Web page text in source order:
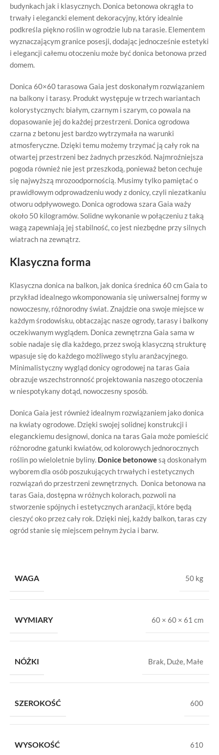
budynkach jak i klasycznych. Donica betonowa okrągła to
trwały i elegancki element dekoracyjny, który idealnie
podkreśla piękno roślin w ogrodzie lub na tarasie. Elementem
wyznaczającym granice posesji, dodając jednocześnie estetyki
i elegancji całemu otoczeniu może być donica betonowa przed
domem.
Donica 60×60 tarasowa Gaia jest doskonałym rozwiązaniem
na balkony i tarasy. Produkt występuje w trzech wariantach
kolorystycznych: białym, czarnym i szarym, co powala na
dopasowanie jej do każdej przestrzeni. Donica ogrodowa
czarna z betonu jest bardzo wytrzymała na warunki
atmosferyczne. Dzięki temu możemy trzymać ją cały rok na
otwartej przestrzeni bez żadnych przeszkód. Najmroźniejsza
pogoda również nie jest przeszkodą, ponieważ beton cechuje
się najwyższą mrozoodpornością. Musimy tylko pamiętać o
prawidłowym odprowadzeniu wody z donicy, czyli niezatkaniu
otworu odpływowego. Donica ogrodowa szara Gaia waży
około 50 kilogramów. Solidne wykonanie w połączeniu z taką
wagą zapewniają jej stabilność, co jest niezbędne przy silnych
wiatrach na zewnątrz.
Klasyczna forma
Klasyczna donica na balkon, jak donica średnica 60 cm Gaia to
przykład idealnego wkomponowania się uniwersalnej formy w
nowoczesny, różnorodny świat. Znajdzie ona swoje miejsce w
każdym środowisku, obtaczając nasze ogrody, tarasy i balkony
oczekiwanym wyglądem. Donica zewnętrzna Gaia sama w
sobie nadaje się dla każdego, przez swoją klasyczną strukturę
wpasuje się do każdego możliwego stylu aranżacyjnego.
Minimalistyczny wygląd donicy ogrodowej na taras Gaia
obrazuje wszechstronność projektowania naszego otoczenia
w niespotykany dotąd, nowoczesny sposób.
Donica Gaia jest również idealnym rozwiązaniem jako donica
na kwiaty ogrodowe. Dzięki swojej solidnej konstrukcji i
eleganckiemu designowi, donica na taras Gaia może pomieścić
różnorodne gatunki kwiatów, od kolorowych jednorocznych
roślin po wieloletnie byliny. Donice betonowesą doskonałym
wyborem dla osób poszukujących trwałych i estetycznych
rozwiązań do przestrzeni zewnętrznych. Donica betonowa na
taras Gaia, dostępna w różnych kolorach, pozwoli na
stworzenie spójnych i estetycznych aranżacji, które będą
cieszyć oko przez cały rok. Dzięki niej, każdy balkon, taras czy
ogród stanie się miejscem pełnym życia i barw.
WAGA 50 kg
WYMIARY 60 × 60 × 61 cm
NÓŻKI Brak, Duże, Małe
SZEROKOŚĆ 600
WYSOKOŚĆ 610